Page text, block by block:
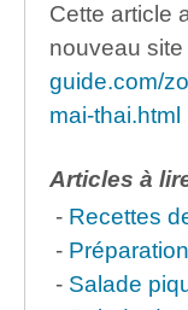
Cette article
nouveau site
guide.com/
mai-thai.html
Articles à
- Recettes
-
- Salade